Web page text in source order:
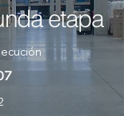
etapa